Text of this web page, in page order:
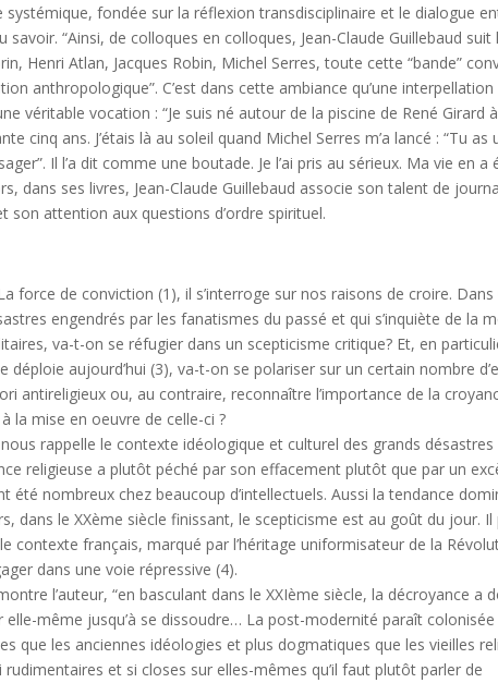
systémique, fondée sur la réflexion transdisciplinaire et le dialogue
savoir. “Ainsi, de colloques en colloques, Jean-Claude Guillebaud
Henri Atlan, Jacques Robin, Michel Serres, toute cette “bande”
anthropologique”. C’est dans cette ambiance qu’une
véritable vocation : “Je suis né autour de la piscine de René Girard
cinq ans. J’étais là au soleil quand Michel Serres m’a lancé : “Tu
Il l’a dit comme une boutade. Je l’ai pris au sérieux. Ma vie en a
dans ses livres, Jean-Claude Guillebaud associe son talent de
son attention aux questions d’ordre spirituel.
force de conviction (1), il s’interroge sur nos raisons de croire.
engendrés par les fanatismes du passé et qui s’inquiète de la
va-t-on se réfugier dans un scepticisme critique? Et, en
déploie aujourd’hui (3), va-t-on se polariser sur un certain nombre
antireligieux ou, au contraire, reconnaître l’importance de la
la mise en oeuvre de celle-ci ?
nous rappelle le contexte idéologique et culturel des grands désastres
religieuse a plutôt péché par son effacement plutôt que par un
été nombreux chez beaucoup d’intellectuels. Aussi la tendance
dans le XXème siècle finissant, le scepticisme est au goût du jour.
contexte français, marqué par l’héritage uniformisateur de la
dans une voie répressive (4).
l’auteur, “en basculant dans le XXIème siècle, la décroyance a
elle-même jusqu’à se dissoudre… La post-modernité paraît
que les anciennes idéologies et plus dogmatiques que les vieilles
rudimentaires et si closes sur elles-mêmes qu’il faut plutôt parler de